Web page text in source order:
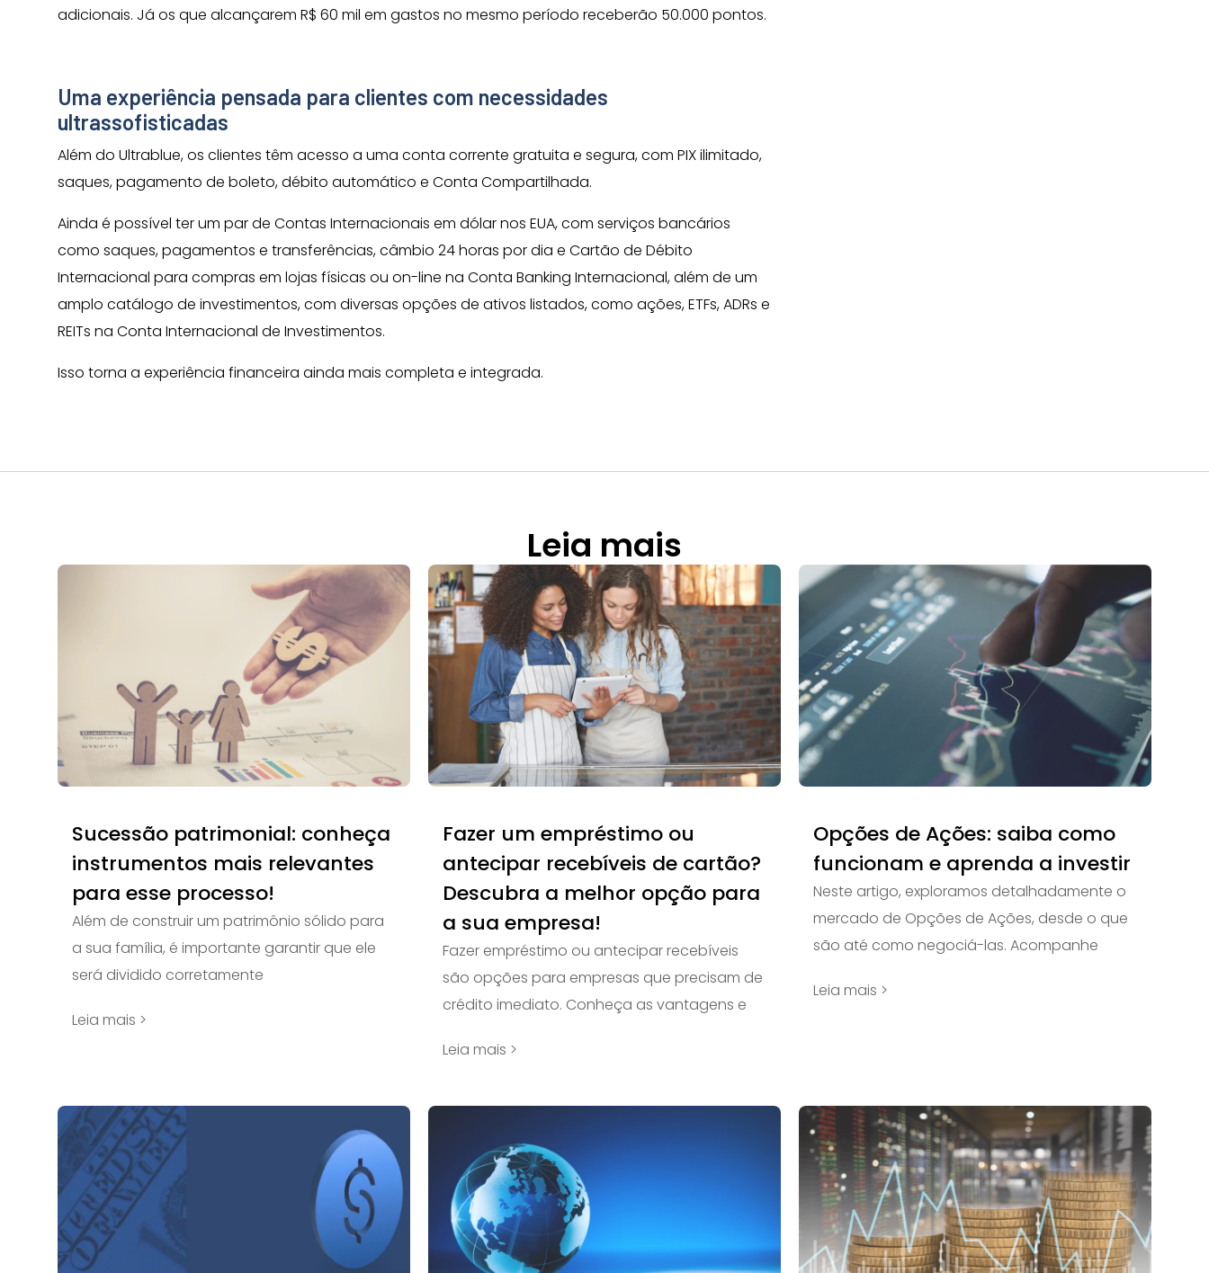
adicionais. Já os que alcançarem R$ 60 mil em gastos no mesmo período receberão 50.000 pontos.
Uma experiência pensada para clientes com necessidades
ultrassofisticadas
Além do Ultrablue, os clientes têm acesso a uma conta corrente gratuita e segura, com PIX ilimitado,
saques, pagamento de boleto, débito automático e Conta Compartilhada.
Ainda é possível ter um par de Contas Internacionais em dólar nos EUA, com serviços bancários
como saques, pagamentos e transferências, câmbio 24 horas por dia e Cartão de Débito
Internacional para compras em lojas físicas ou on-line na Conta Banking Internacional, além de um
amplo catálogo de investimentos, com diversas opções de ativos listados, como ações, ETFs, ADRs e
REITs na Conta Internacional de Investimentos.
Isso torna a experiência financeira ainda mais completa e integrada.
Leia mais
Sucessão patrimonial: conheça
instrumentos mais relevantes
para esse processo!
Além de construir um patrimônio sólido para
a sua família, é importante garantir que ele
será dividido corretamente
Leia mais >
Fazer um empréstimo ou
antecipar recebíveis de cartão?
Descubra a melhor opção para
a sua empresa!
Fazer empréstimo ou antecipar recebíveis
são opções para empresas que precisam de
crédito imediato. Conheça as vantagens e
Leia mais >
Opções de Ações: saiba como
funcionam e aprenda a investir
Neste artigo, exploramos detalhadamente o
mercado de Opções de Ações, desde o que
são até como negociá-las. Acompanhe
Leia mais >